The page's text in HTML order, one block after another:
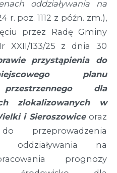
oddziaływania na
r. poz. 1112 z późn. zm.),
przez Radę Gminy
XXII/133/25 z dnia 30
przystąpienia do
planu
przestrzennego dla
zlokalizowanych w
i Sieroszowice oraz
przeprowadzenia
oddziaływania na
prognozy